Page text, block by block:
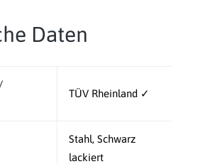
Daten
TÜV Rheinland ✓
Stahl, Schwarz
lackiert